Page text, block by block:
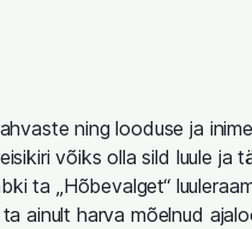
ning looduse ja
võiks olla sild luule ja
ta „Hõbevalget“
ainult harva mõelnud